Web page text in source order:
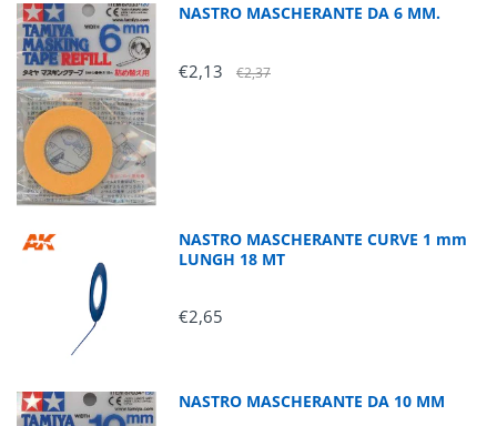
NASTRO MASCHERANTE DA 6 MM.
€2,13 €2,37
NASTRO MASCHERANTE CURVE 1 mm
LUNGH 18 MT
€2,65
NASTRO MASCHERANTE DA 10 MM